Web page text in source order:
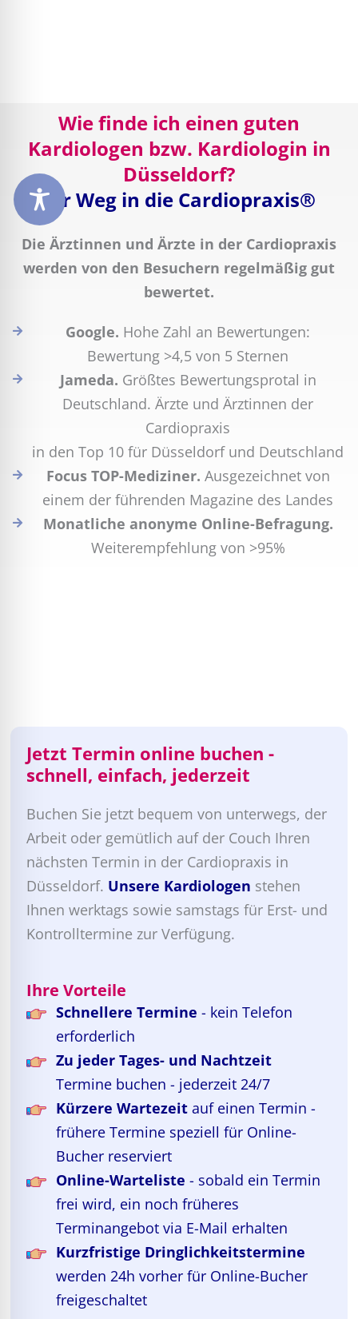
Wie finde ich einen guten
Kardiologen bzw. Kardiologin in
Düsseldorf?
Ihr Weg in die Cardiopraxis®
Die Ärztinnen und Ärzte in der Cardiopraxis
werden von den Besuchern regelmäßig gut
bewertet.
Google. Hohe Zahl an Bewertungen:
Bewertung >4,5 von 5 Sternen
Jameda. Größtes Bewertungsprotal in
Deutschland. Ärzte und Ärztinnen der
Cardiopraxis
in den Top 10 für Düsseldorf und Deutschland
Focus TOP-Mediziner. Ausgezeichnet von
einem der führenden Magazine des Landes
Monatliche anonyme Online-Befragung.
Weiterempfehlung von >95%
Jetzt Termin online buchen -
schnell, einfach, jederzeit
Buchen Sie jetzt bequem von unterwegs, der
Arbeit oder gemütlich auf der Couch Ihren
nächsten Termin in der Cardiopraxis in
Düsseldorf. Unsere Kardiologen stehen
Ihnen werktags sowie samstags für Erst- und
Kontrolltermine zur Verfügung.
Ihre Vorteile
Schnellere Termine - kein Telefon
erforderlich
Zu jeder Tages- und Nachtzeit
Termine buchen - jederzeit 24/7
Kürzere Wartezeitauf einen Termin -
frühere Termine speziell für Online-
Bucher reserviert
Online-Warteliste - sobald ein Termin
frei wird, ein noch früheres
Terminangebot via E-Mail erhalten
Kurzfristige Dringlichkeitstermine
werden 24h vorher für Online-Bucher
freigeschaltet